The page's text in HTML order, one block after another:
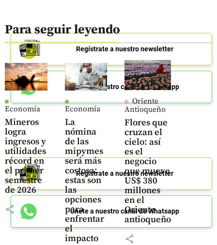
Para seguir leyendo
Economía
Mineros
logra
ingresos y
utilidades
récord en
el primer
semestre
de 2026
share
Economía
La
nómina
de las
mipymes
será más
costosa:
estas son
las
opciones
para
enfrentar
el
impacto
Oriente
Antioqueño
Flores que
cruzan el
cielo: así
es el
negocio
que mueve
US$ 380
millones
en el
Oriente
antioqueño
share
Regístrate a nuestro newsletter
Únete a nuestro canal de Whatsapp
Regístrate a nuestro newsletter
Únete a nuestro canal de Whatsapp